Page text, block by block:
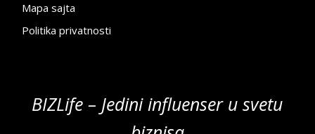
Mapa sajta
Politika privatnosti
BIZLife – Jedini influenser u svetu